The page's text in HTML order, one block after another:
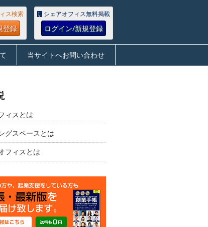
ス検索
登録
シェアオフィス無料掲載
ログイン/新規登録
当サイトへお問い合わせ
ィスとは
グスペースとは
フィスとは